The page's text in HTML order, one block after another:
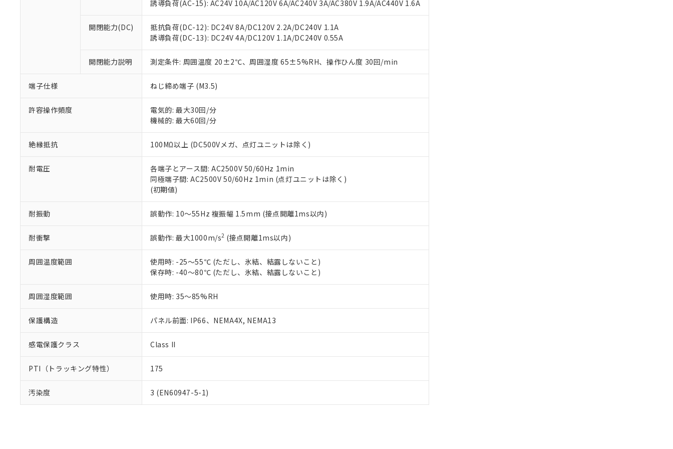
誘導負荷(AC-15): AC24V 10A/AC120V 6A/AC240V 3A/AC380V 1.9A/AC440V 1.6A
開閉能力(DC)
抵抗負荷(DC-12): DC24V 8A/DC120V 2.2A/DC240V 1.1A
誘導負荷(DC-13): DC24V 4A/DC120V 1.1A/DC240V 0.55A
開閉能力説明 測定条件: 周囲温度 20±2℃、周囲湿度 65±5%RH、操作ひん度 30回/min
端子仕様 ねじ締め端子 (M3.5)
許容操作頻度
電気的: 最大30回/分
機械的: 最大60回/分
絶縁抵抗 100MΩ以上 (DC500Vメガ、点灯ユニットは除く)
耐電圧
各端子とアース間: AC2500V 50/60Hz 1min
同極端子間: AC2500V 50/60Hz 1min (点灯ユニットは除く)
(初期値)
耐振動 誤動作: 10～55Hz 複振幅 1.5mm (接点開離1ms以内)
耐衝撃 誤動作: 最大1000m/s2 (接点開離1ms以内)
周囲温度範囲
使用時: -25～55℃ (ただし、氷結、結露しないこと)
保存時: -40～80℃ (ただし、氷結、結露しないこと)
周囲湿度範囲 使用時: 35～85%RH
保護構造 パネル前面: IP66、NEMA4X, NEMA13
感電保護クラス Class II
PTI（トラッキング特性） 175
汚染度 3 (EN60947-5-1)
が、当社の製品・サービスに関するお客様との取引・商談に必要な範囲で利用することをご了承くだ
※当社の共同利用者とは、"個人情報の共同利用に関して"
いる法人を指します。
EU RoHS指令（10物質）の非含有証明書
51物質の非含有証明書（当社基準）
※本証明書は発行日時点で非含有を証明するもので、過去に遡って非含有を証明するものではありません。
また、RoHS指令のフタル酸エステル類４物質の対応では、対応完了までの期間は出荷製品に未対応品が
混在することから備考欄に対応日を記載しておりました。
り割愛しております。
白